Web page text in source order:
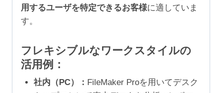
用するユーザを特定できるお客様に適していま
す。
フレキシブルなワークスタイルの
活用例：
社内（PC）： FileMaker Proを用いてデスク